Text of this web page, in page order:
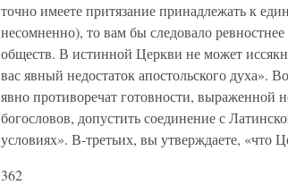
точно имеете притязание принадлежать к
несомненно), то вам бы следовало
обществ. В истинной Церкви не может
вас явный недостаток апостольского духа».
явно противоречат готовности,
богословов, допустить соединение с
условиях». В-третьих, вы утверждаете, «что
362